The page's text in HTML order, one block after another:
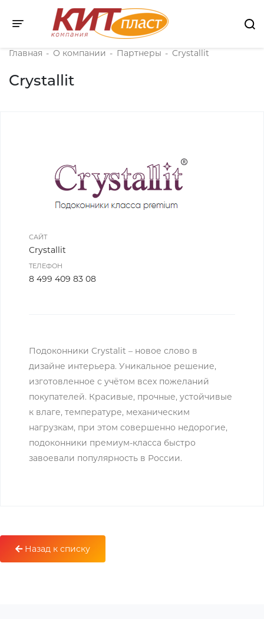
Toggle navigation
Главная - О компании - Партнеры - Crystallit
Crystallit
САЙТ
Crystallit
ТЕЛЕФОН
8 499 409 83 08
Подоконники Crystalit – новое слово в
дизайне интерьера. Уникальное решение,
изготовленное с учётом всех пожеланий
покупателей. Красивые, прочные, устойчивые
к влаге, температуре, механическим
нагрузкам, при этом совершенно недорогие,
подоконники премиум-класса быстро
завоевали популярность в России.
Назад к списку